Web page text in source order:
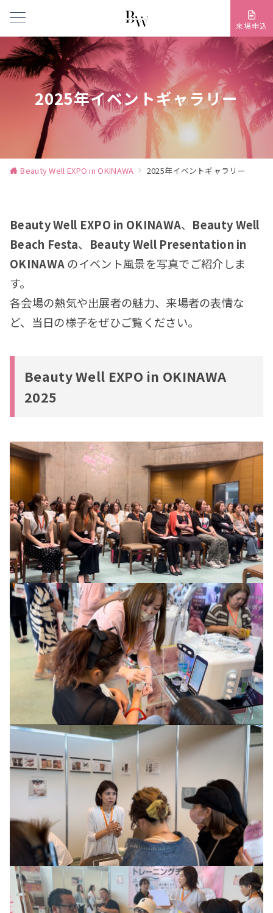
来場申込
2025年イベントギャラリー
Beauty Well EXPO in OKINAWA 2025年イベントギャラリー
Beauty Well EXPO in OKINAWA、 Beauty Well
Beach Festa、 Beauty Well Presentation in
OKINAWAのイベント風景を写真でご紹介しま
す。
各会場の熱気や出展者の魅力、来場者の表情な
ど、当日の様子をぜひご覧ください。
Beauty Well EXPO in OKINAWA
2025